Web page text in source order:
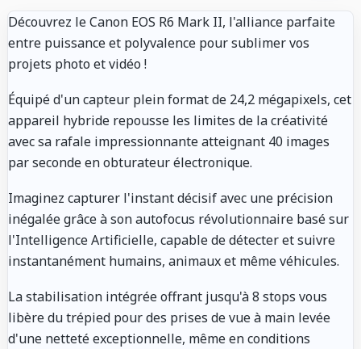
Découvrez le Canon EOS R6 Mark II, l'alliance parfaite
entre puissance et polyvalence pour sublimer vos
projets photo et vidéo !
Équipé d'un capteur plein format de 24,2 mégapixels, cet
appareil hybride repousse les limites de la créativité
avec sa rafale impressionnante atteignant 40 images
par seconde en obturateur électronique.
Imaginez capturer l'instant décisif avec une précision
inégalée grâce à son autofocus révolutionnaire basé sur
l'Intelligence Artificielle, capable de détecter et suivre
instantanément humains, animaux et même véhicules.
La stabilisation intégrée offrant jusqu'à 8 stops vous
libère du trépied pour des prises de vue à main levée
d'une netteté exceptionnelle, même en conditions